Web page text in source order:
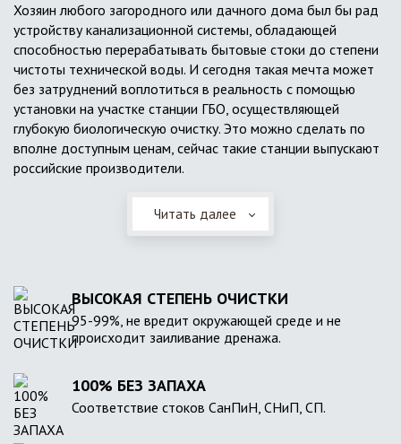
Хозяин любого загородного или дачного дома был бы рад
устройству канализационной системы, обладающей
способностью перерабатывать бытовые стоки до степени
чистоты технической воды. И сегодня такая мечта может
без затруднений воплотиться в реальность с помощью
установки на участке станции ГБО, осуществляющей
глубокую биологическую очистку. Это можно сделать по
вполне доступным ценам, сейчас такие станции выпускают
российские производители.
Читать далее
ВЫСОКАЯ СТЕПЕНЬ ОЧИСТКИ
95-99%, не вредит окружающей среде и не
происходит заиливание дренажа.
100% БЕЗ ЗАПАХА
Соответствие стоков СанПиН, СНиП, СП.